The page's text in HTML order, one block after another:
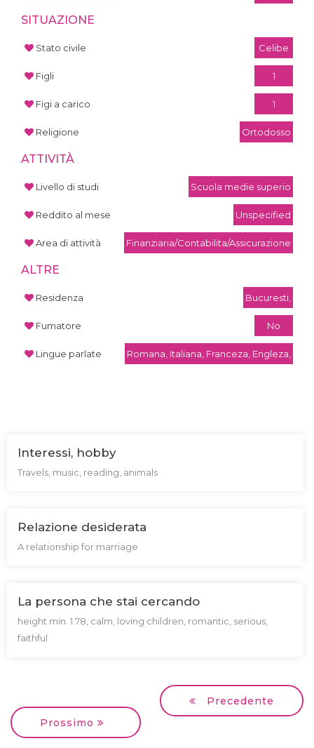
SITUAZIONE
Stato civile Celibe
Figli 1
Figi a carico 1
Religione Ortodosso
ATTIVITÀ
Livello di studi Scuola medie superio
Reddito al mese Unspecified
Area di attività Finanziaria/Contabilita/Assicurazione
ALTRE
Residenza Bucuresti,
Fumatore No
Lingue parlate Romana, Italiana, Franceza, Engleza,
Interessi, hobby
Travels, music, reading, animals
Relazione desiderata
A relationship for marriage
La persona che stai cercando
height min. 1.78, calm, loving children, romantic, serious,
faithful
Precedente
Prossimo